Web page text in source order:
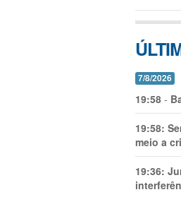
7/8/2026
19:58 -
19:58:
meio a
19:36: